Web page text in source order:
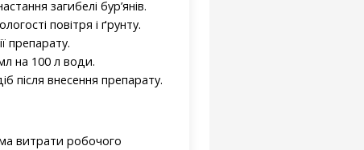
загибелі бур’янів.
повітря і ґрунту.
препарату.
на 100 л води.
після внесення препарату.
витрати робочого